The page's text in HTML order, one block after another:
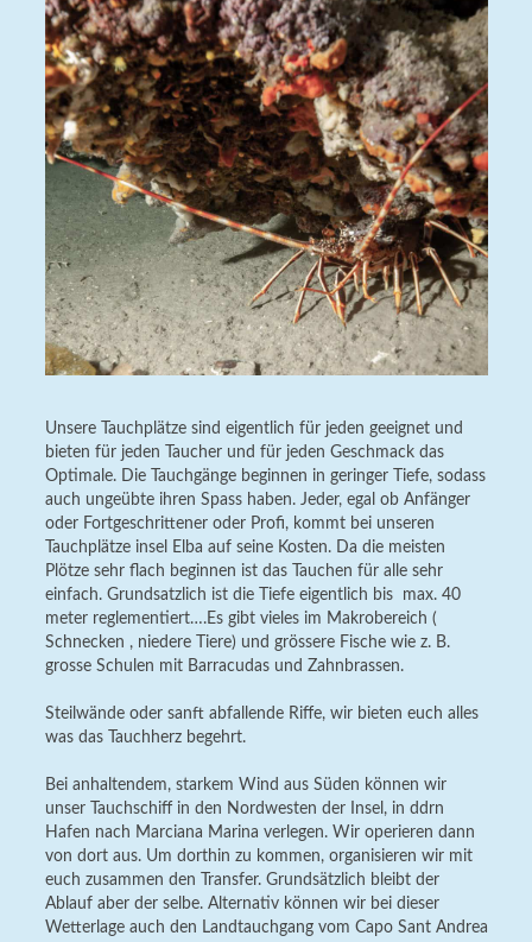
Unsere Tauchplätze sind eigentlich für jeden geeignet und
bieten für jeden Taucher und für jeden Geschmack das
Optimale. Die Tauchgänge beginnen in geringer Tiefe, sodass
auch ungeübte ihren Spass haben. Jeder, egal ob Anfänger
oder Fortgeschrittener oder Profi, kommt bei unseren
Tauchplätze insel Elba auf seine Kosten. Da die meisten
Plötze sehr flach beginnen ist das Tauchen für alle sehr
einfach. Grundsatzlich ist die Tiefe eigentlich bis max. 40
meter reglementiert….Es gibt vieles im Makrobereich (
Schnecken , niedere Tiere) und grössere Fische wie z. B.
grosse Schulen mit Barracudas und Zahnbrassen.
Steilwände oder sanft abfallende Riffe, wir bieten euch alles
was das Tauchherz begehrt.
Bei anhaltendem, starkem Wind aus Süden können wir
unser Tauchschiff in den Nordwesten der Insel, in ddrn
Hafen nach Marciana Marina verlegen. Wir operieren dann
von dort aus. Um dorthin zu kommen, organisieren wir mit
euch zusammen den Transfer. Grundsätzlich bleibt der
Ablauf aber der selbe. Alternativ können wir bei dieser
Wetterlage auch den Landtauchgang vom Capo Sant Andrea